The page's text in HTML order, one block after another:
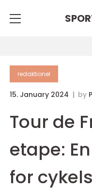
redaktionel
15. January 2024 by
Tour de
etape:
for